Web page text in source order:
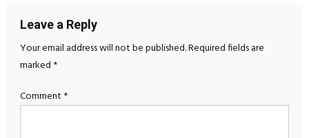
Leave a Reply
Your email address will not be published.Required fields are
marked *
Comment *